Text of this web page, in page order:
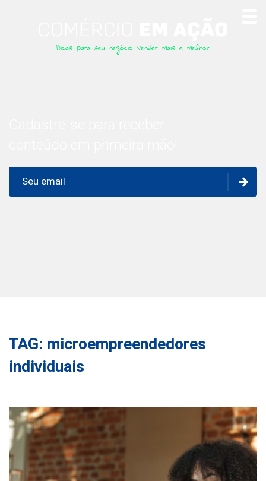
Dicas para seu negócio vender mais e melhor
TAG: microempreendedores
individuais